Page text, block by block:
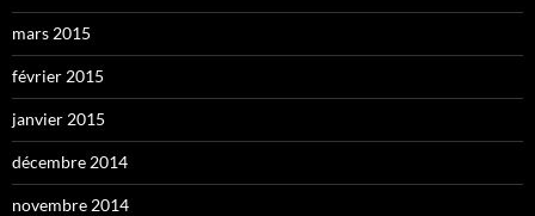
mars 2015
février 2015
janvier 2015
décembre 2014
novembre 2014